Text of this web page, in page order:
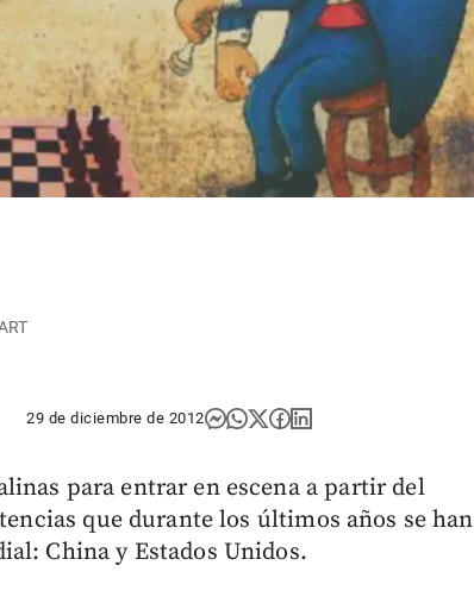
29 de diciembre de 2012
para entrar en escena a partir del
que durante los últimos años se han
China y Estados Unidos.